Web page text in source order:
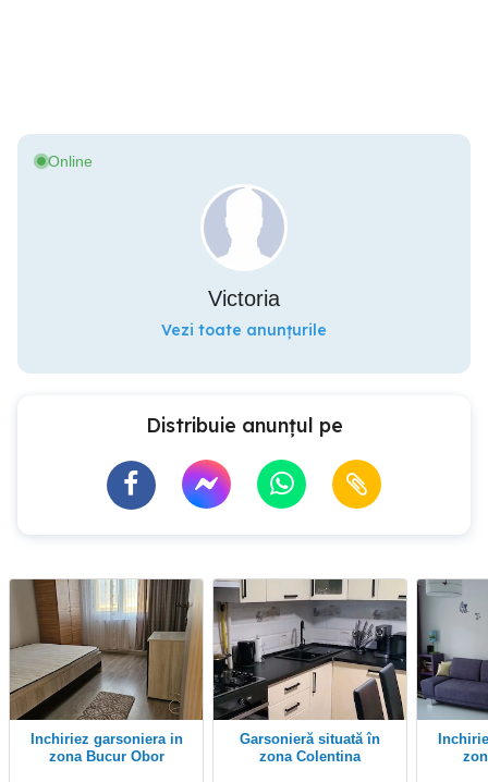
Online
Victoria
Vezi toate anunțurile
Distribuie anunțul pe
Inchiriez garsoniera in
zona Bucur Obor
Garsonieră situată în
zona Colentina
Inchiriez garsoniera in